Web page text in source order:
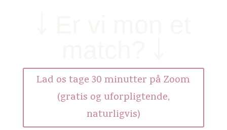
Lad os tage 30 minutter på Zoom
(gratis og uforpligtende,
naturligvis)